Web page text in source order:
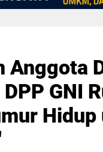
Anggota
GNI